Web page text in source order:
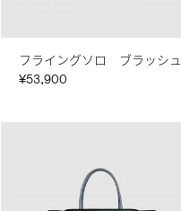
フライングソロ ブラッシュ
¥53,900